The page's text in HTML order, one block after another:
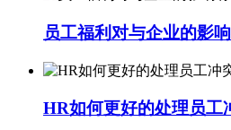
员工福利对与企业的影响
HR如何更好的处理员工